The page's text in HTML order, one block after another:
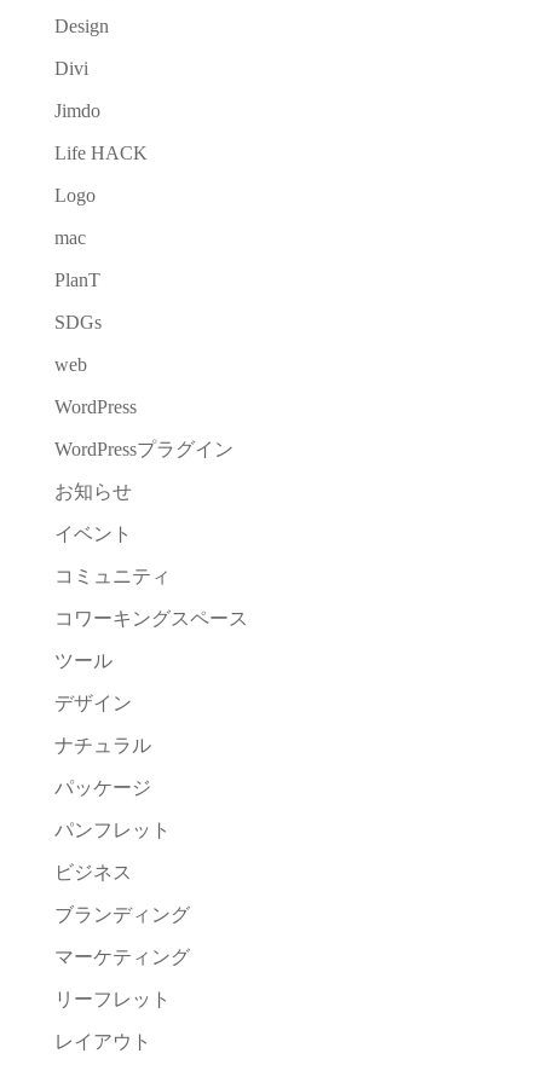
Design
Divi
Jimdo
Life HACK
Logo
mac
PlanT
SDGs
web
WordPress
WordPressプラグイン
お知らせ
イベント
コミュニティ
コワーキングスペース
ツール
デザイン
ナチュラル
パッケージ
パンフレット
ビジネス
ブランディング
マーケティング
リーフレット
レイアウト